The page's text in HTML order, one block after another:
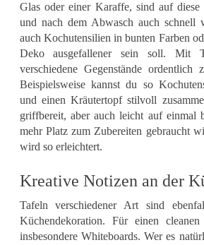
Glas oder einer Karaffe, sind auf
und nach dem Abwasch auch schnell
auch Kochutensilien in bunten Farben
Deko ausgefallener sein soll. Mit
verschiedene Gegenstände ordentlich
Beispielsweise kannst du so
und einen Kräutertopf stilvoll
griffbereit, aber auch leicht auf einmal
mehr Platz zum Zubereiten gebraucht
wird so erleichtert.
Kreative Notizen an der
Tafeln verschiedener Art sind
Küchendekoration. Für einen
insbesondere Whiteboards. Wer es